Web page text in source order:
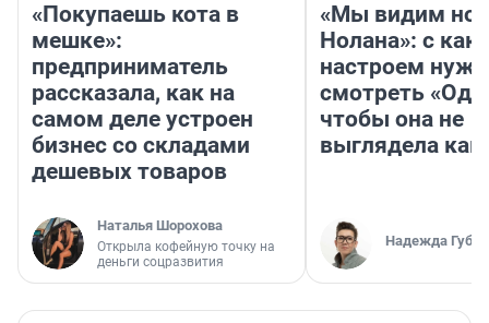
«Покупаешь кота в
мешке»:
предприниматель
рассказала, как на
самом деле устроен
бизнес со складами
дешевых товаров
Наталья Шорохова
Открыла кофейную точку на
деньги соцразвития
«Мы видим
Нолана»: с
настроем
смотреть
чтобы она не
выглядела как
Надежда